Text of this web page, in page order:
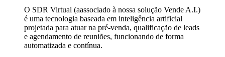
O SDR Virtual (aassociado à nossa solução Vende A.I.)
é uma tecnologia baseada em inteligência artificial
projetada para atuar na pré-venda, qualificação de leads
e agendamento de reuniões, funcionando de forma
automatizada e contínua.